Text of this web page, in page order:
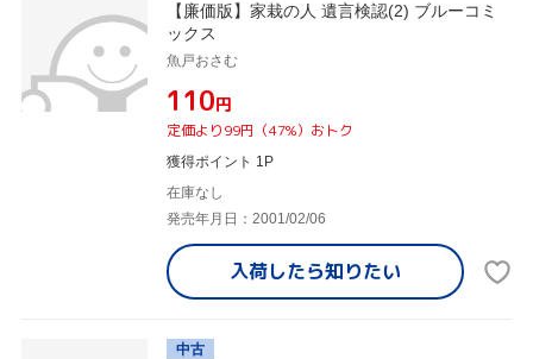
【廉価版】家栽の人 遺言検認(2) ブルーコミ
ックス
魚戸おさむ
¥110円
定価より99円（47%）おトク
獲得ポイント 1P
在庫なし
発売年月日：2001/02/06
入荷したら知りたい
中古